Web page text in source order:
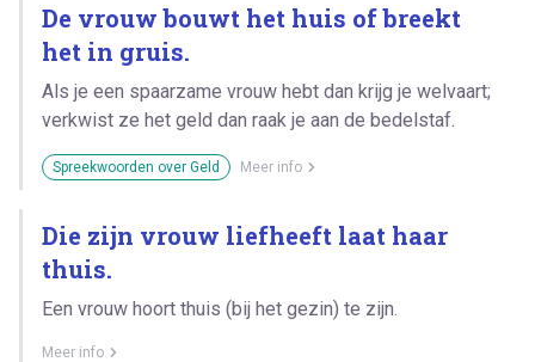
De vrouw bouwt het huis of breekt
het in gruis.
Als je een spaarzame vrouw hebt dan krijg je welvaart;
verkwist ze het geld dan raak je aan de bedelstaf.
Spreekwoorden over Geld Meer info
Die zijn vrouw liefheeft laat haar
thuis.
Een vrouw hoort thuis (bij het gezin) te zijn.
Meer info